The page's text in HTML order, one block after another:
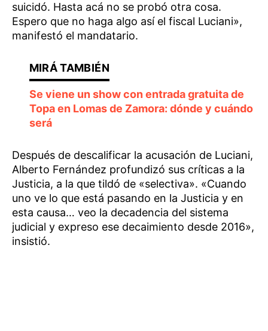
suicidó. Hasta acá no se probó otra cosa.
Espero que no haga algo así el fiscal Luciani»,
manifestó el mandatario.
Se viene un show con entrada gratuita de
Topa en Lomas de Zamora: dónde y cuándo
será
Después de descalificar la acusación de Luciani,
Alberto Fernández profundizó sus críticas a la
Justicia, a la que tildó de «selectiva». «Cuando
uno ve lo que está pasando en la Justicia y en
esta causa… veo la decadencia del sistema
judicial y expreso ese decaimiento desde 2016»,
insistió.